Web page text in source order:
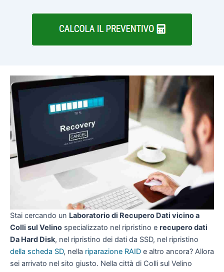
Stai cercando un Laboratorio di Recupero Dati vicino a
Colli sul Velino specializzato nel ripristino e recupero dati
Da Hard Disk, nel ripristino dei dati da SSD, nel ripristino
della scheda SD, nella riparazione RAID e altro ancora? Allora
sei arrivato nel sito giusto. Nella città di Colli sul Velino